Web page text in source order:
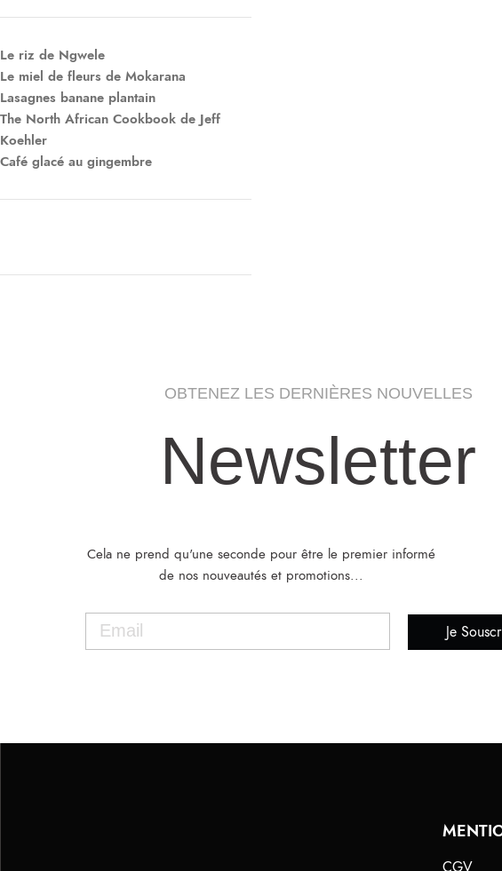
Le riz de Ngwele
Le miel de fleurs de Mokarana
Lasagnes banane plantain
The North African Cookbook de Jeff
Koehler
Café glacé au gingembre
OBTENEZ LES DERNIÈRES NOUVELLES
Newsletter
Cela ne prend qu'une seconde pour être le premier informé
de nos nouveautés et promotions...
Je
CGV